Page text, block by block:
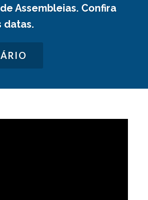
Assembleias. Confira
datas.